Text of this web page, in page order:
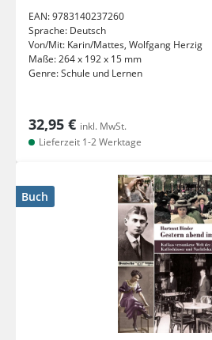
EAN:9783140237260
Sprache: Deutsch
Von/Mit: Karin/Mattes, Wolfgang Herzig
Maße:264 x 192 x 15 mm
Genre:Schule und Lernen
32,95 € inkl. MwSt.
Lieferzeit 1-2 Werktage
Buch